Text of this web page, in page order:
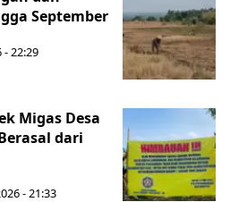
September
- 22:29
Migas Desa
dari
- 21:33